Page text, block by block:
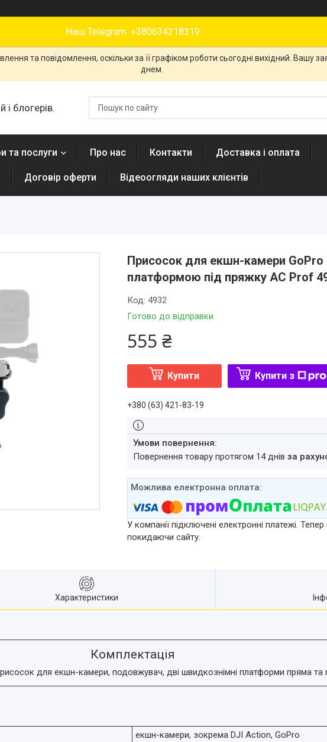
Наш Telegram +380634218319
та повідомлення, оскільки за її графіком роботи сьогодні вихідний. Вашу
днем.
блогерів.
та послуги Про нас Контакти Доставка і оплата
Договір оферти Відеоогляди наших клієнтів
Присосок для екшн-камери
платформою під пряжку AC Prof
Готово до відправки
Код: 4932
555 ₴
Купити Купити з
+380 (63) 421-83-19
повернення товару протягом 14 днів за
У компанії підключені електронні платежі.
покидаючи сайту.
Характеристики
Комплектація
для екшн-камери, подовжувач, дві швидкознімні платформи пряма та
екшн-камери, зокрема DJI Action, GoPro